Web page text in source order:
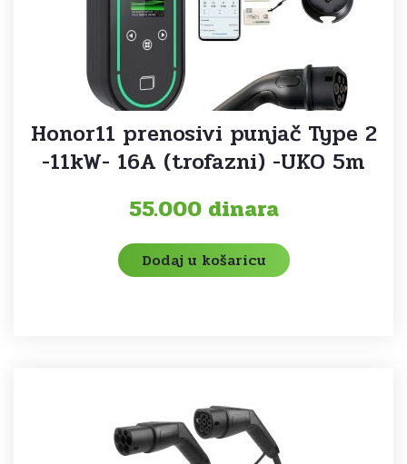
Honor11 prenosivi punjač Type 2
-11kW- 16A (trofazni) -UKO 5m
55.000 dinara
Dodaj u košaricu